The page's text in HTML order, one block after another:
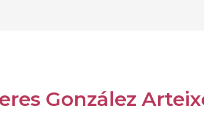
González